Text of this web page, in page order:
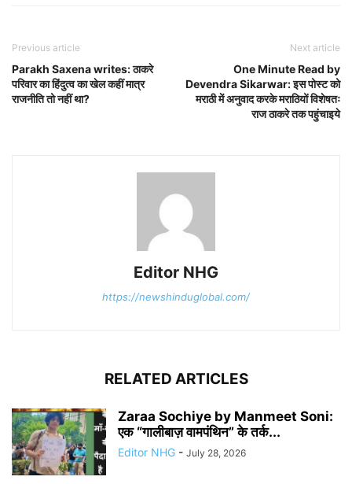
Previous article
Parakh Saxena writes: ठाकरे
परिवार का हिंदुत्व का खेल कहीं मात्र
राजनीति तो नहीं था?
Next article
One Minute Read by
Devendra Sikarwar: इस पोस्ट को
मराठी में अनुवाद करके मराठियों विशेषतः
राज ठाकरे तक पहुंचाइये
Editor NHG
https://newshinduglobal.com/
RELATED ARTICLES
Zaraa Sochiye by Manmeet Soni:
एक “गालीबाज़ वामपंथिन” के तर्क...
Editor NHG - July 28, 2026